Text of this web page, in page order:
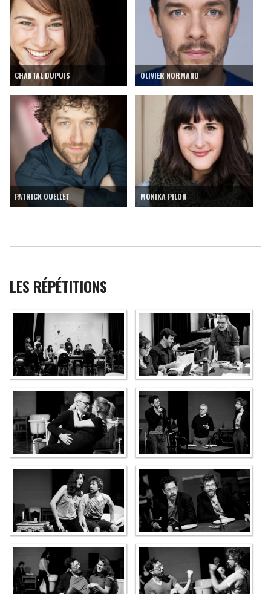
CHANTAL DUPUIS OLIVIER NORMAND
PATRICK OUELLET MONIKA PILON
LES RÉPÉTITIONS